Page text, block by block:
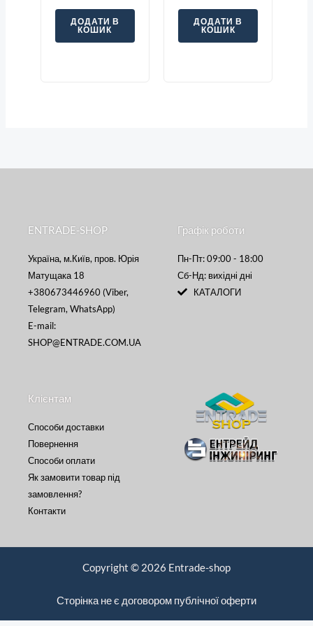
ДОДАТИ В
КОШИК
ДОДАТИ В
КОШИК
ENTRADE-SHOP
Україна, м.Київ, пров. Юрія
Матущака 18
+380673446960 (Viber,
Telegram, WhatsApp)
E-mail:
SHOP@ENTRADE.COM.UA
Графік роботи
Пн-Пт: 09:00 - 18:00
Сб-Нд: вихідні дні
КАТАЛОГИ
Клієнтам
Способи доставки
Повернення
Способи оплати
Як замовити товар під
замовлення?
Контакти
Copyright © 2026 Entrade-shop
Сторінка не є договором публічної оферти